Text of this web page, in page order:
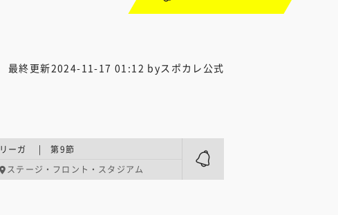
最終更新2024-11-17 01:12 byスポカレ公式
リーガ | 第9節
ステージ・フロント・スタジアム